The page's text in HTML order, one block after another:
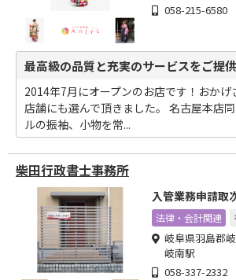
058-215-6580
最高級の品質と充実のサービスをご提供
2014年7月にオープンのお店です！おか
店舗にも選んで頂きました。 名古屋本店
ルの振袖、小物を常...
柴田行政書士事務所
入管業務申請取
法律・会計関連
岐阜県羽島郡
岐南駅
058-337-2332